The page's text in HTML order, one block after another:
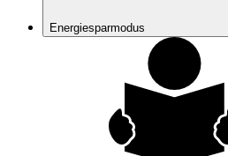
Energiesparmodus